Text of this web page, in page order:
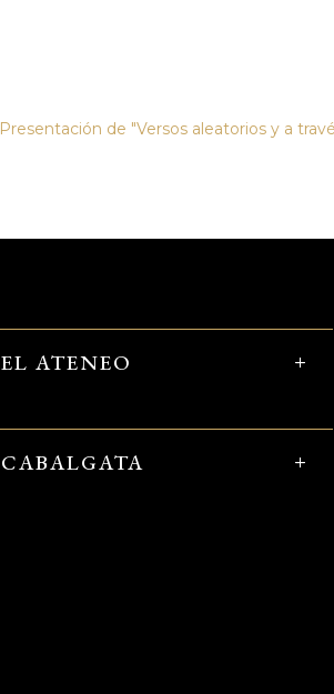
Presentación de "Versos aleatorios y a
EL ATENEO
CABALGATA